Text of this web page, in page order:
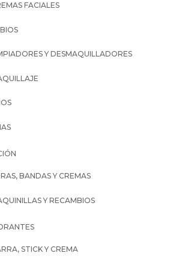
FACIALES
Y DESMAQUILLADORES
BANDAS Y CREMAS
Y RECAMBIOS
STICK Y CREMA